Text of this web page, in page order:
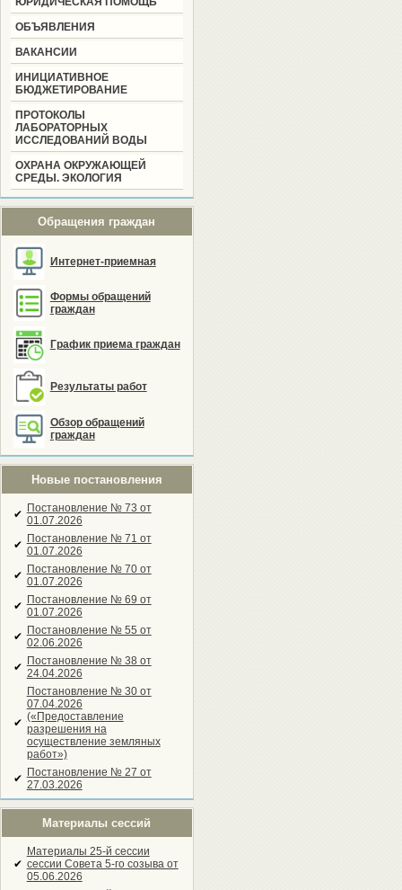
ОБЪЯВЛЕНИЯ
ВАКАНСИИ
ИНИЦИАТИВНОЕ
БЮДЖЕТИРОВАНИЕ
ПРОТОКОЛЫ
ЛАБОРАТОРНЫХ
ИССЛЕДОВАНИЙ ВОДЫ
ОХРАНА ОКРУЖАЮЩЕЙ
СРЕДЫ. ЭКОЛОГИЯ
Обращения граждан
Интернет-приемная
Формы обращений
граждан
График приема граждан
Результаты работ
Обзор обращений
граждан
Новые постановления
✔ Постановление № 73 от
01.07.2026
✔ Постановление № 71 от
01.07.2026
✔ Постановление № 70 от
01.07.2026
✔ Постановление № 69 от
01.07.2026
✔ Постановление № 55 от
02.06.2026
✔ Постановление № 38 от
24.04.2026
✔
Постановление № 30 от
07.04.2026
(«Предоставление
разрешения на
осуществление земляных
работ»)
✔ Постановление № 27 от
27.03.2026
Материалы сессий
✔
Материалы 25-й сессии
сессии Совета 5-го созыва от
05.06.2026